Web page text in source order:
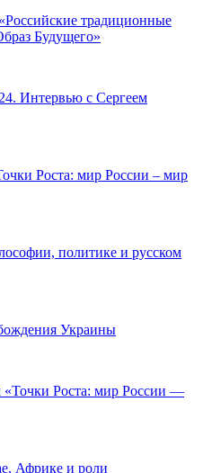
традиционные
Будущего»
Интервью с Сергеем
Роста: мир России – мир
политике и русском
Украины
Роста: мир России —
Африке и роли